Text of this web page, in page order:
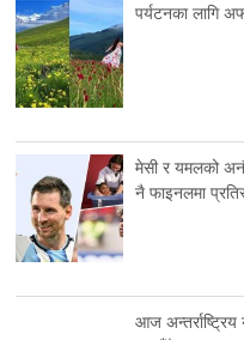
पर्यटनका लागि
मेसी र यमलको
नै फाइनलमा
आज अन्तर्राष्ट्रिय